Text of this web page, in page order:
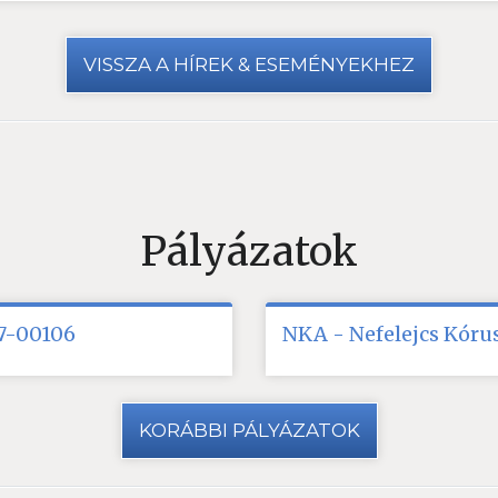
VISSZA A HÍREK & ESEMÉNYEKHEZ
Pályázatok
00106 NKA - Nefelejcs
KORÁBBI PÁLYÁZATOK